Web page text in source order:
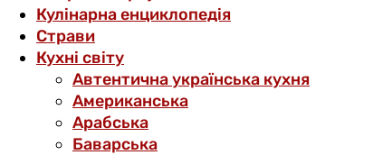
Кулінарна енциклопедія
Страви
Кухні світу
Автентична українська кухня
Американська
Арабська
Баварська